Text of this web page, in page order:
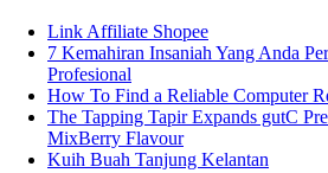
Link Affiliate Shopee
7 Kemahiran Insaniah Yang Anda
Profesional
How To Find a Reliable Computer
The Tapping Tapir Expands gutC
MixBerry Flavour
Kuih Buah Tanjung Kelantan